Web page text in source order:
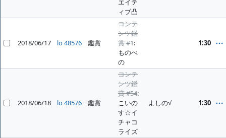
エイテ
ィブ凸
2018/06/17 lo 48576 鑑賞
コンテ
ンツ鑑
賞 #1:
ものべ
の
1:30
2018/06/18 lo 48576 鑑賞
コンテ
ンツ鑑
賞 #54:
こいの
す☆イ
チャコ
ライズ
よしの√ 1:30